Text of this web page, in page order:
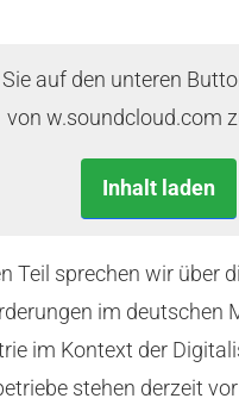
auf den unteren
von w.soundcloud.com
Inhalt laden
Teil sprechen wir über
im deutschen
im Kontext der
stehen derzeit